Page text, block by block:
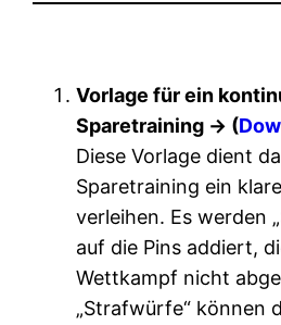
Vorlage für ein
Sparetraining -> (
Diese Vorlage dient
Sparetraining ein
verleihen. Es werden
auf die Pins addiert,
Wettkampf nicht
„Strafwürfe“ können